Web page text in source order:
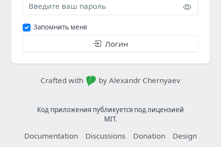
Запомнить меня
Логин
Crafted with by Alexandr Chernyaev
Код приложения публикуется под лицензией
MIT.
Documentation Discussions Donation Design